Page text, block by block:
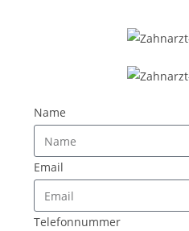
Name
Email
Telefonnummer